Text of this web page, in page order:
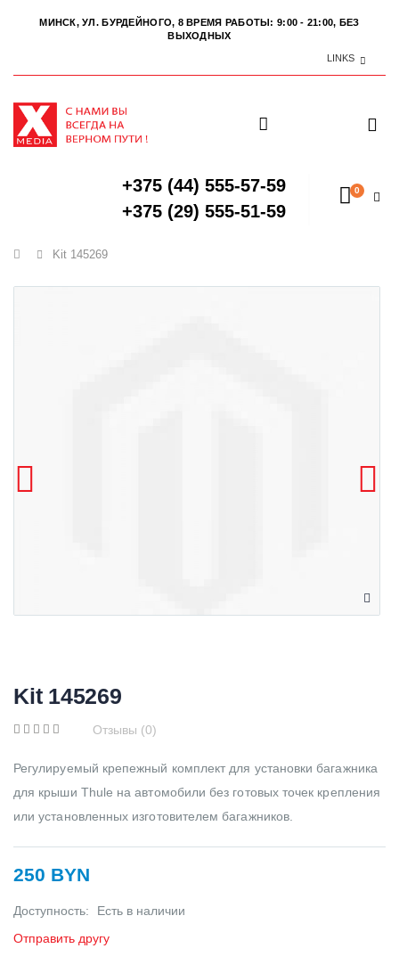
МИНСК, УЛ. БУРДЕЙНОГО, 8 ВРЕМЯ РАБОТЫ: 9:00 - 21:00, БЕЗ
ВЫХОДНЫХ
LINKS
+375 (44) 555-57-59
+375 (29) 555-51-59
0
Главная
Kit 145269
Kit 145269
Отзывы (0)
Регулируемый крепежный комплект для установки багажника
для крыши Thule на автомобили без готовых точек крепления
или установленных изготовителем багажников.
250 BYN
Доступность:
Есть в наличии
Отправить другу